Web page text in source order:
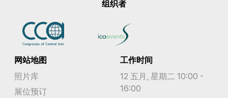
组织者
网站地图
照片库
展位预订
工作时间
12 五月, 星期二 10:00 -
16:00